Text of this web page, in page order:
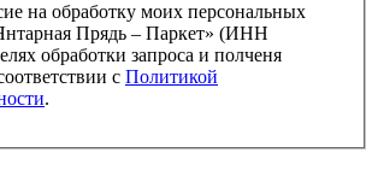
на обработку моих персональных
Прядь – Паркет» (ИНН
с Политикой
.